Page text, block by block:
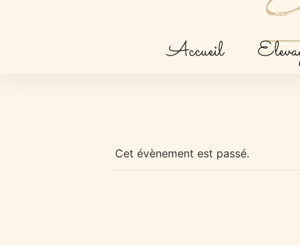
Accueil
Cet évènement est passé.